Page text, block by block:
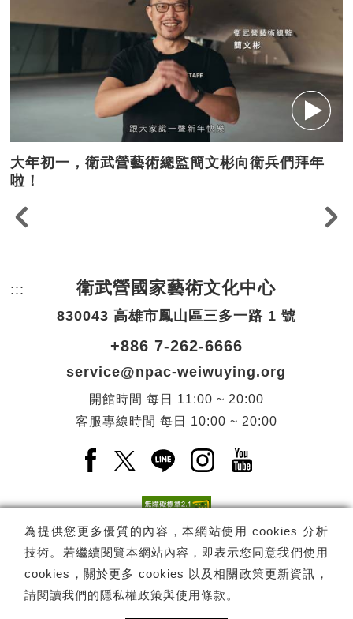
大年初一，衛武營藝術總監簡文彬向衛兵們拜年
啦！
為提供您更多優質的內容，本網站使用 cookies 分析
技術。若繼續閱覽本網站內容，即表示您同意我們使用
cookies，關於更多 cookies 以及相關政策更新資訊，
請閱讀我們的隱私權政策與使用條款 。
::: 頁尾網站資訊。
衛武營國家藝術文化中心
830043 高雄市鳳山區三多一路 1 號
+886 7-262-6666
service@npac-weiwuying.org
開館時間 每日
11:00 ~ 20:00
客服專線時間 每日 10:00 ~ 20:00
Facebook(另開新視窗)
X(另開新視窗)
LINE(另開新視窗)
Instagram(另開新視
YouTube(另開
電子報訂閱 訂閱
Copyright © 國家表演藝術中心 -衛武營國家藝術文化中心